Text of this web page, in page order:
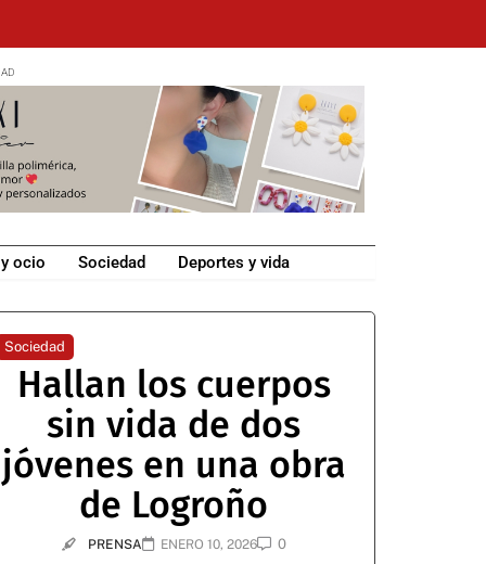
ocio Sociedad Deportes y vida
Sociedad
Hallan los cuerpos
sin vida de dos
jóvenes en una obra
de Logroño
PRENSA ENERO 10, 2026 0